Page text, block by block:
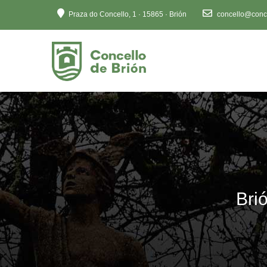
web
inclúe
un
sistema
de
accesibilidade.
Preme
Control-
para
axustar
o
Praza do Concello, 1 · 15865 · Brión